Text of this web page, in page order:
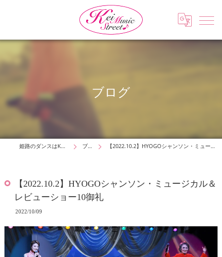
ブログ
姫路のダンスはKei Music Street ブログ 【2022.10.2】HYOGOシャンソン・ミュージカル＆レビューショー10御礼
【2022.10.2】HYOGOシャンソン・ミュージカル＆
レビューショー10御礼
2022/10/09